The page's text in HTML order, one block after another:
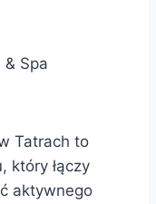
Spa
Tatrach to
który łączy
aktywnego